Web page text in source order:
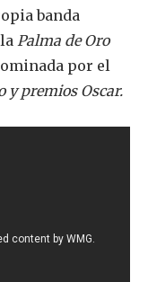
banda
Palma de Oro
por el
y premios Oscar.